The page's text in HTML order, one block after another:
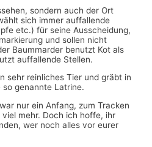
sondern auch der Ort
sich immer auffallende
etc.) für seine Ausscheidung,
und sollen nicht
Baummarder benutzt Kot als
auffallende Stellen.
sehr reinliches Tier und gräbt in
so genannte Latrine.
nur ein Anfang, zum Tracken
mehr. Doch ich hoffe, ihr
wer noch alles vor eurer